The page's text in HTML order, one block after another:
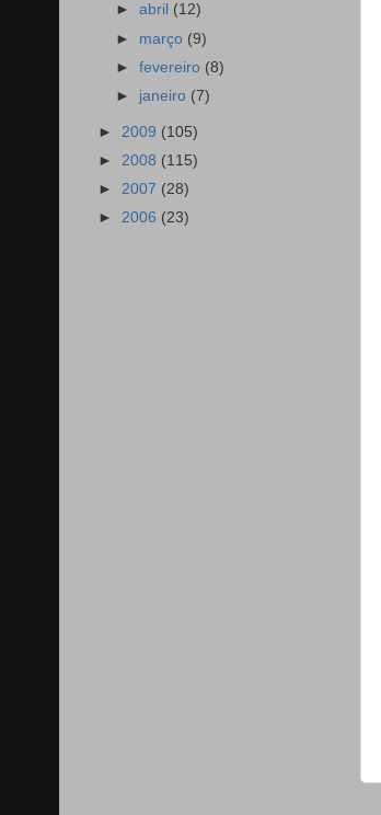
►abril (12)
► março (9)
►fevereiro (8)
► janeiro (7)
► 2009 (105)
► 2008 (115)
► 2007 (28)
► 2006 (23)